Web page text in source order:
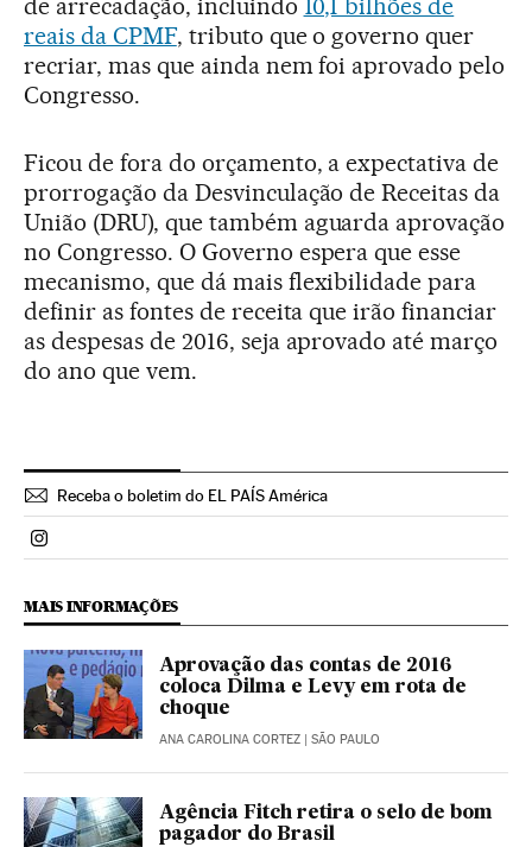
de arrecadação, incluindo 10,1 bilhões de
reais da CPMF, tributo que o governo quer
recriar, mas que ainda nem foi aprovado pelo
Congresso.
Ficou de fora do orçamento, a expectativa de
prorrogação da Desvinculação de Receitas da
União (DRU), que também aguarda aprovação
no Congresso. O Governo espera que esse
mecanismo, que dá mais flexibilidade para
definir as fontes de receita que irão financiar
as despesas de 2016, seja aprovado até março
do ano que vem.
Receba o boletim do EL PAÍS América
Politica El País Brasil en Instagram
MAIS INFORMAÇÕES
Aprovação das contas de 2016
coloca Dilma e Levy em rota de
choque
ANA CAROLINA CORTEZ | SÃO PAULO
Agência Fitch retira o selo de bom
pagador do Brasil